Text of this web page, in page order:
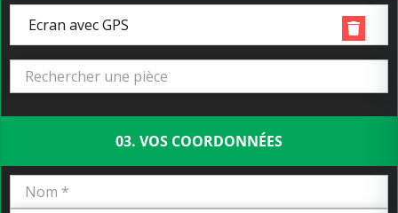
Ecran avec GPS
03. VOS COORDONNÉES